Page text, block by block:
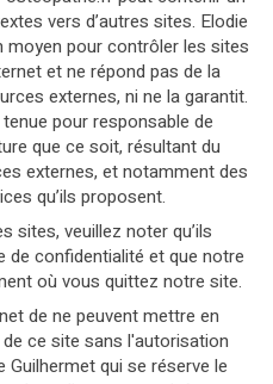
vers d’autres sites. Elodie
moyen pour contrôler les sites
et ne répond pas de la
externes, ni ne la garantit.
pour responsable de
que ce soit, résultant du
externes, et notamment des
qu’ils proposent.
sites, veuillez noter qu’ils
de confidentialité et que notre
où vous quittez notre site.
de ne peuvent mettre en
ce site sans l'autorisation
Guilhermet qui se réserve le